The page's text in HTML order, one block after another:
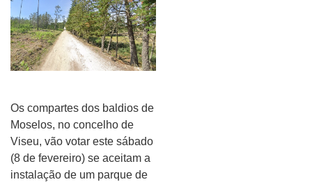
Os compartes dos baldios de
Moselos, no concelho de
Viseu, vão votar este sábado
(8 de fevereiro) se aceitam a
instalação de um parque de